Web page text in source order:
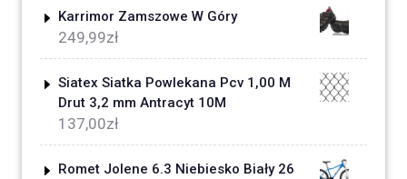
Karrimor Zamszowe W Góry
249,99zł
Siatex Siatka Powlekana Pcv 1,00 M
Drut 3,2 mm Antracyt 10M
137,00zł
Romet Jolene 6.3 Niebiesko Biały 26